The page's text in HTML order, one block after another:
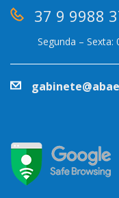
37 9 9988
Segunda – Sexta: